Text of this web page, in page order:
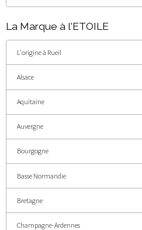
La Marque à l'ETOILE
L'origine à Rueil
Alsace
Aquitaine
Auvergne
Bourgogne
Basse Normandie
Bretagne
Champagne-Ardennes